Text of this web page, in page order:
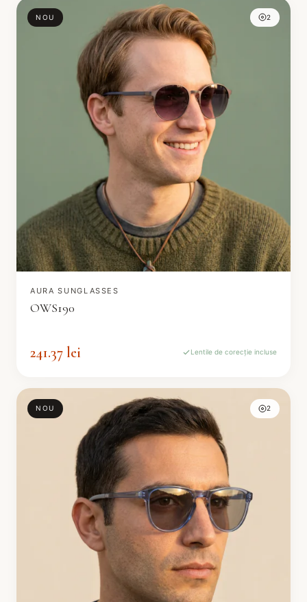
NOU 2
AURA SUNGLASSES
OWS190
241.37 lei Lentile de corecție incluse
NOU 2